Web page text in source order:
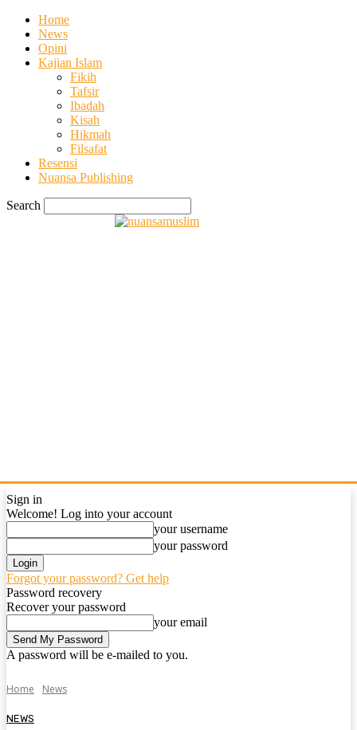
Home
News
Opini
Kajian Islam
Fikih
Tafsir
Ibadah
Kisah
Hikmah
Filsafat
Resensi
Nuansa Publishing
Search
Sign in
Welcome! Log into your account
your username
your password
Forgot your password? Get help
Password recovery
Recover your password
your email
A password will be e-mailed to you.
Home News
NEWS